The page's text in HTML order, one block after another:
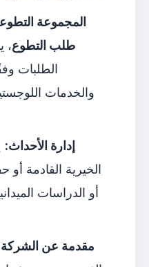
المجموعة
طلب التطوع،
الطلبات
والخدمات
إدارة الأحداث:
الخيرية القادمة أو
أو الدراسات
مقدمة عن